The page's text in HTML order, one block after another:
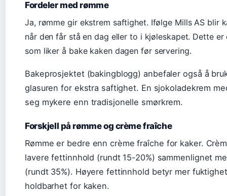
Fordeler med rømme
Ja, rømme gir ekstrem saftighet. Ifølge Mills AS blir
når den får stå en dag eller to i kjøleskapet. Dette
som liker å bake kaken dagen før servering.
Bakeprosjektet (bakingblogg) anbefaler også å
glasuren for ekstra saftighet. En sjokoladekrem
seg mykere enn tradisjonelle smørkrem.
Forskjell på rømme og crème fraîche
Rømme er bedre enn crème fraîche for kaker.
lavere fettinnhold (rundt 15-20%) sammenlignet
(rundt 35%). Høyere fettinnhold betyr mer
holdbarhet for kaken.